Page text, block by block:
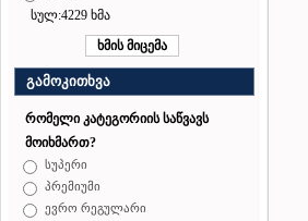
სულ:4229 ხმა
გამოკითხვა
რომელი კატეგორიის საწვავს
მოიხმართ?
სუპერი
პრემიუმი
ევრო რეგულარი